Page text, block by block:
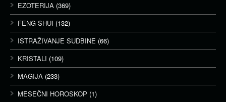
EZOTERIJA (369)
FENG SHUI (132)
ISTRAŽIVANJE SUDBINE (66)
KRISTALI (109)
MAGIJA (233)
MESEČNI HOROSKOP (1)